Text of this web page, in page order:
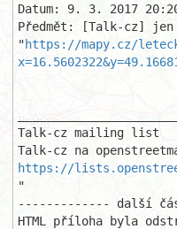
Datum: 9. 3. 2017
Předmět: [Talk-cz] jen
"https://mapy.cz/
Talk-cz mailing list
https://
"
------------- další
HTML příloha byla